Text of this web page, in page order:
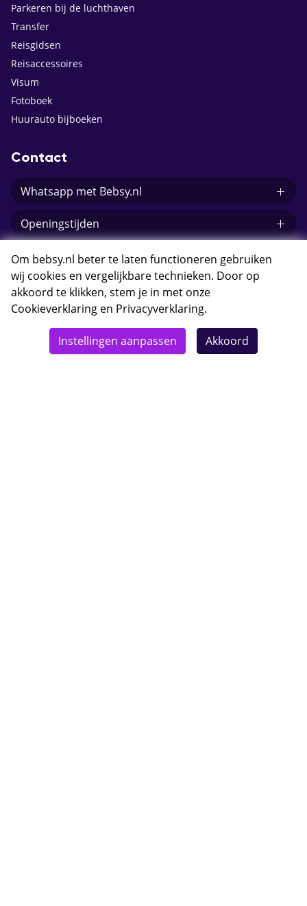
Parkeren bij de luchthaven
Transfer
Reisgidsen
Reisaccessoires
Visum
Fotoboek
Huurauto bijboeken
Contact
Whatsapp met Bebsy.nl
Openingstijden
E-mail Bebsy.nl
© 2026 Bebsy.nl
Om bebsy.nl beter te laten functioneren gebruiken
wij cookies en vergelijkbare technieken. Door op
akkoord te klikken, stem je in met onze
Cookieverklaring en Privacyverklaring.
Instellingen aanpassen Akkoord